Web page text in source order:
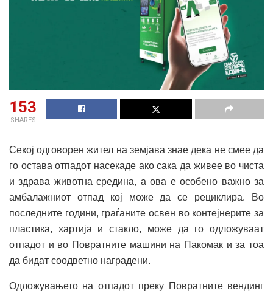
153
SHARES
Секој одговорен жител на земјава знае дека не смее да
го остава отпадот насекаде ако сака да живее во чиста
и здрава животна средина, а ова е особено важно за
амбалажниот отпад кој може да се рециклира. Во
последните години, граѓаните освен во контејнерите за
пластика, хартија и стакло, може да го одложуваат
отпадот и во Повратните машини на Пакомак и за тоа
да бидат соодветно наградени.
Одложувањето на отпадот преку Повратните вендинг